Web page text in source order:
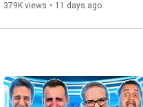
379K views • 11 days ago